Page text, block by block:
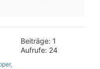
,
Beiträge: 1
Aufrufe: 24